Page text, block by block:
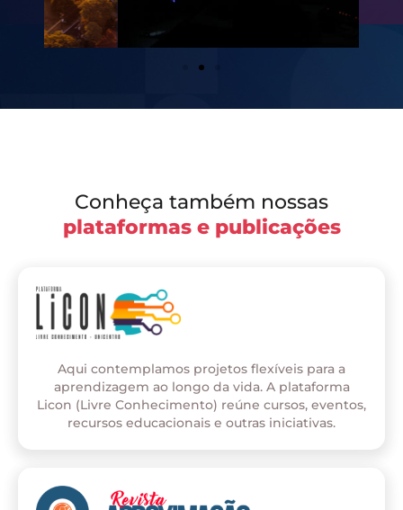
Conheça também nossas
plataformas e publicações
Aqui contemplamos projetos flexíveis para a
aprendizagem ao longo da vida. A plataforma
Licon (Livre Conhecimento) reúne cursos, eventos,
recursos educacionais e outras iniciativas.